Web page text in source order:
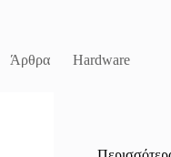
Άρθρα Hardware